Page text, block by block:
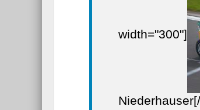
width="300"]